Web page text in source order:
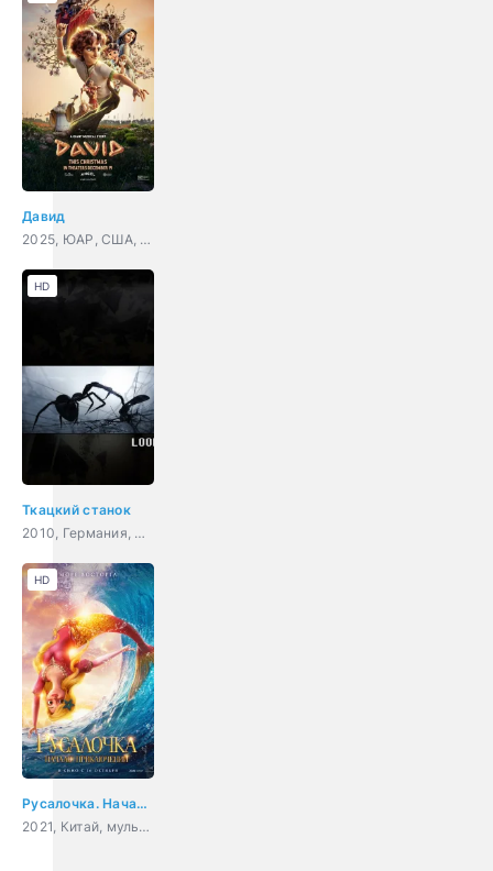
Давид
2025, ЮАР, США, мультфильм, мюзикл, драма, приключения, семейный
Ткацкий станок
2010, Германия, мультфильм, короткометражка
HD
Русалочка. Начало приключений
2021, Китай, мультфильм, фэнтези, приключения, детский
HD